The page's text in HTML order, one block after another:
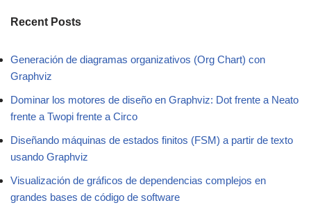
Recent Posts
Generación de diagramas organizativos (Org Chart) con
Graphviz
Dominar los motores de diseño en Graphviz: Dot frente a Neato
frente a Twopi frente a Circo
Diseñando máquinas de estados finitos (FSM) a partir de texto
usando Graphviz
Visualización de gráficos de dependencias complejos en
grandes bases de código de software